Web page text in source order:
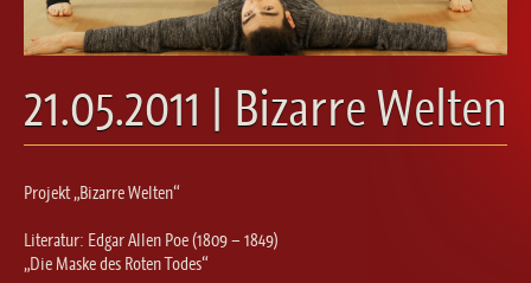
Projekte
Vorstellungen
Galerie
Balletteckchen
Kontakt
Ballett für Erwachsene / Jugendliche
21.05.2011 | Bizarre Welten
Projekt „Bizarre Welten“
Literatur: Edgar Allen Poe (1809 – 1849)
„Die Maske des Roten Todes“